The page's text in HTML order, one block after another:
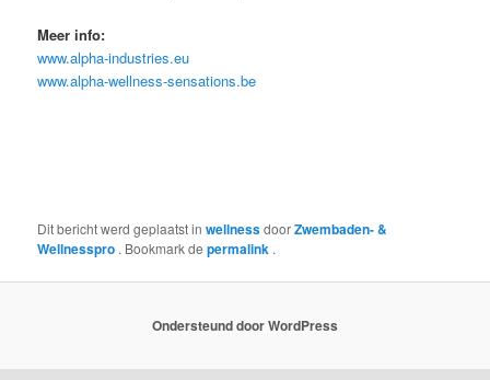
Meer info:
www.alpha-industries.eu
www.alpha-wellness-sensations.be
Dit bericht werd geplaatst inwellnessdoorZwembaden- &
Wellnesspro . Bookmark depermalink .
Ondersteund door WordPress